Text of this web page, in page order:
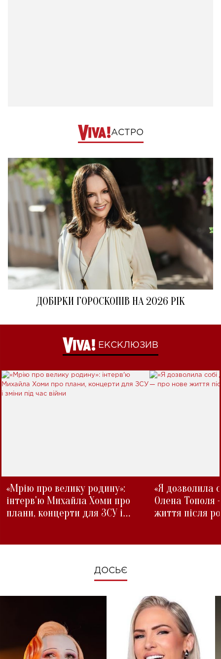
АСТРО
ДОБІРКИ ГОРОСКОПІВ НА 2026 РІК
ЕКСКЛЮЗИВ
«Мрію про велику родину»:
інтерв'ю Михайла Хоми про
плани, концерти для ЗСУ і
«Я дозволила
Олена Тополя
життя після
ДОСЬЄ